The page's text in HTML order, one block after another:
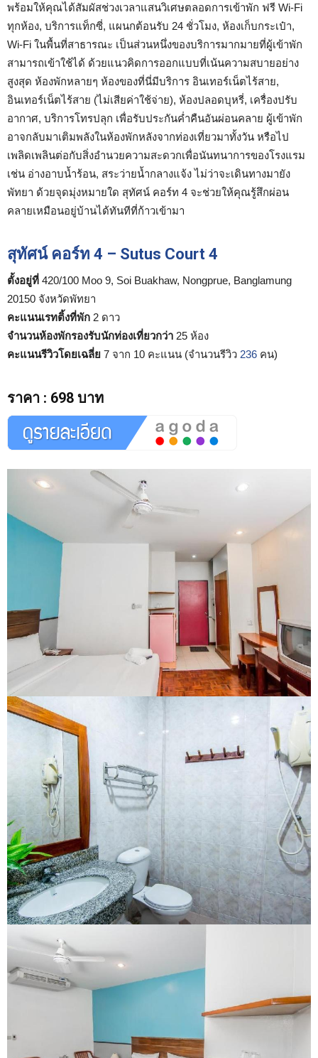
พร้อมให้คุณได้สัมผัสช่วงเวลาแสนวิเศษตลอดการเข้าพัก ฟรี Wi-Fi
ทุกห้อง, บริการแท็กซี่, แผนกต้อนรับ 24 ชั่วโมง, ห้องเก็บกระเป๋า,
Wi-Fi ในพื้นที่สาธารณะ เป็นส่วนหนึ่งของบริการมากมายที่ผู้เข้าพัก
สามารถเข้าใช้ได้ ด้วยแนวคิดการออกแบบที่เน้นความสบายอย่าง
สูงสุด ห้องพักหลายๆ ห้องของที่นี่มีบริการ อินเทอร์เน็ตไร้สาย,
อินเทอร์เน็ตไร้สาย (ไม่เสียค่าใช้จ่าย), ห้องปลอดบุหรี่, เครื่องปรับ
อากาศ, บริการโทรปลุก เพื่อรับประกันค่ำคืนอันผ่อนคลาย ผู้เข้าพัก
อาจกลับมาเติมพลังในห้องพักหลังจากท่องเที่ยวมาทั้งวัน หรือไป
เพลิดเพลินต่อกับสิ่งอำนวยความสะดวกเพื่อนันทนาการของโรงแรม
เช่น อ่างอาบน้ำร้อน, สระว่ายน้ำกลางแจ้ง ไม่ว่าจะเดินทางมายัง
พัทยา ด้วยจุดมุ่งหมายใด สุทัศน์ คอร์ท 4 จะช่วยให้คุณรู้สึกผ่อน
คลายเหมือนอยู่บ้านได้ทันทีที่ก้าวเข้ามา
สุทัศน์ คอร์ท 4 – Sutus Court 4
ตั้งอยู่ที่ 420/100 Moo 9, Soi Buakhaw, Nongprue, Banglamung
20150 จังหวัดพัทยา
คะแนนเรทติ้งที่พัก 2 ดาว
จำนวนห้องพักรองรับนักท่องเที่ยวกว่า 25 ห้อง
คะแนนรีวิวโดยเฉลี่ย 7 จาก 10 คะแนน (จำนวนรีวิว 236 คน)
ราคา : 698 บาท